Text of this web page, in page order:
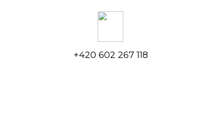
+420 602 267 118